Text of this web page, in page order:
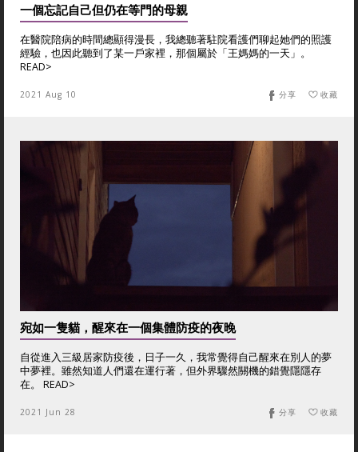
一個忘記自己但仍在等門的母親
在醫院陪病的時間總顯得漫長，我總聽著駐院看護們聊起她們的照護
經驗，也因此聽到了某一戶家裡，那個屬於「王媽媽的一天」。
READ>
2021 Aug 10 收藏
分享
宛如一隻貓，醒來在一個集體防疫的夜晚
自從進入三級居家防疫後，日子一久，我常覺得自己醒來在別人的夢
中夢裡。雖然知道人們還在運行著，但外界驟然關機的錯覺隱隱存
在。 READ>
2021 Jun 28 收藏
分享